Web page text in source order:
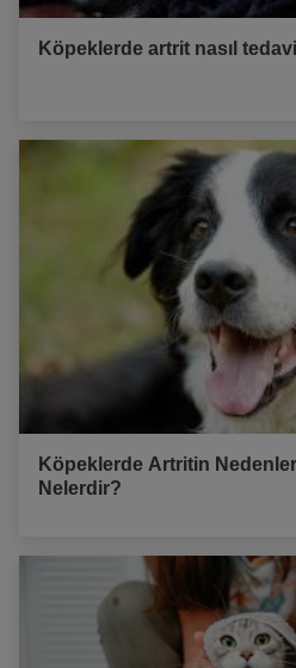
Köpeklerde artrit nasıl
Köpeklerde Artritin
Nelerdir?